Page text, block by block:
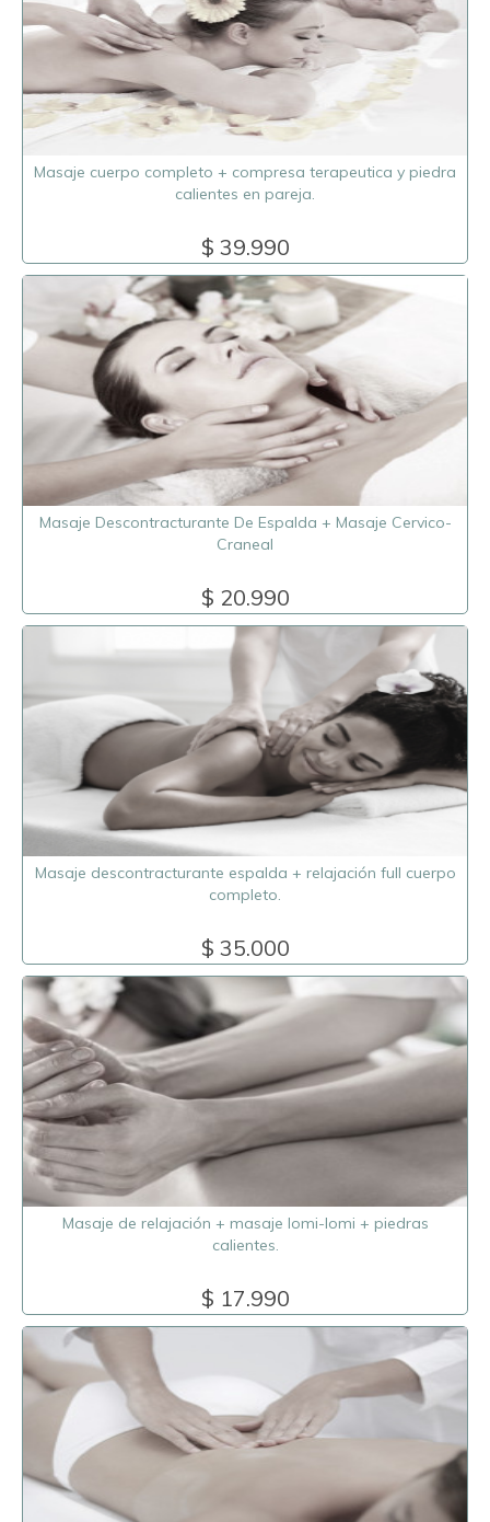
Masaje cuerpo completo + compresa terapeutica y piedra
calientes en pareja.
$ 39.990
Masaje Descontracturante De Espalda + Masaje Cervico-
Craneal
$ 20.990
Masaje descontracturante espalda + relajación full cuerpo
completo.
$ 35.000
Masaje de relajación + masaje lomi-lomi + piedras
calientes.
$ 17.990